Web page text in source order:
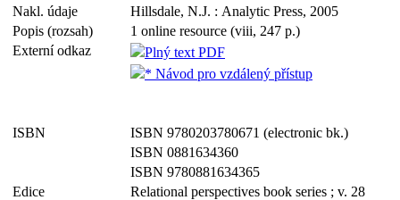
Nakl. údaje
Hillsdale, N.J. : Analytic Press, 2005
Popis (rozsah)
1 online resource (viii, 247 p.)
Externí odkaz
Plný text PDF
* Návod pro vzdálený přístup
ISBN
ISBN 9780203780671 (electronic bk.)
ISBN 0881634360
ISBN 9780881634365
Edice
Relational perspectives book series ; v. 28